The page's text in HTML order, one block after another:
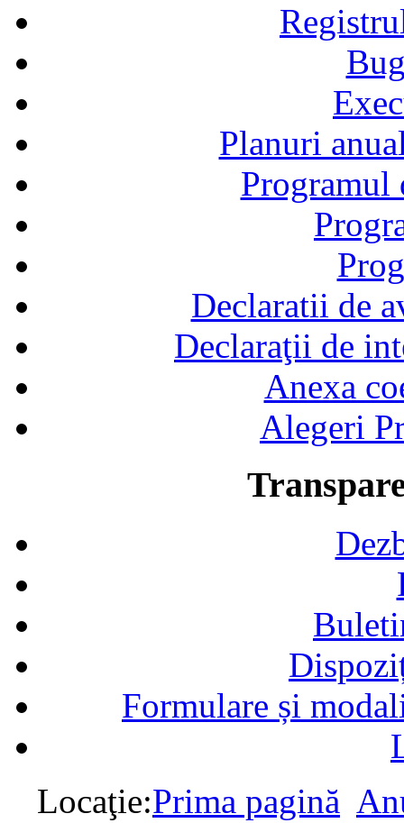
Planuri
Declaratii de
Declaraţii de
Anexa
Alegeri
Formulare și
Locaţie:Prima pagină